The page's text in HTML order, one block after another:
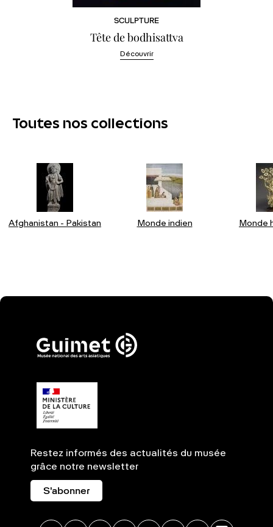
SCULPTURE
Tête de bodhisattva
Découvrir
Toutes nos collections
Afghanistan - Pakistan Monde indien Monde
Restez informés des actualités du musée
grâce notre newsletter
S'abonner